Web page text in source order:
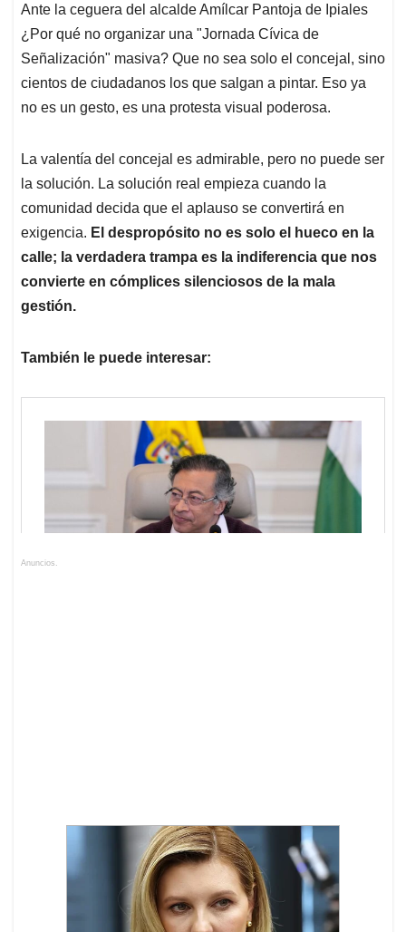
Ante la ceguera del alcalde Amílcar Pantoja de Ipiales
¿Por qué no organizar una "Jornada Cívica de
Señalización" masiva? Que no sea solo el concejal, sino
cientos de ciudadanos los que salgan a pintar. Eso ya
no es un gesto, es una protesta visual poderosa.
La valentía del concejal es admirable, pero no puede ser
la solución. La solución real empieza cuando la
comunidad decida que el aplauso se convertirá en
exigencia. El despropósito no es solo el hueco en la
calle; la verdadera trampa es la indiferencia que nos
convierte en cómplices silenciosos de la mala
gestión.
También le puede interesar:
Anuncios.